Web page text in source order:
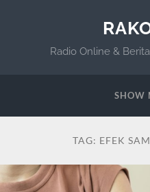
Radio Online &
SHOW
TAG: EFEK